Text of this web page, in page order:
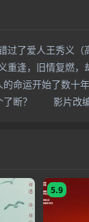
了爱人王秀义
逢，旧情复燃，
命运开始了数
了断？ 影片改编
5.9